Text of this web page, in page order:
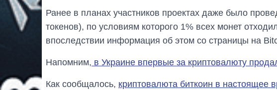
Ранее в планах участников проектах даже было
токенов), по условиям которого 1% всех монет
впоследствии информация об этом со страницы на
Напомним, в Украине впервые за криптовалюту
Как сообщалось, криптовалюта биткоин в настоящее